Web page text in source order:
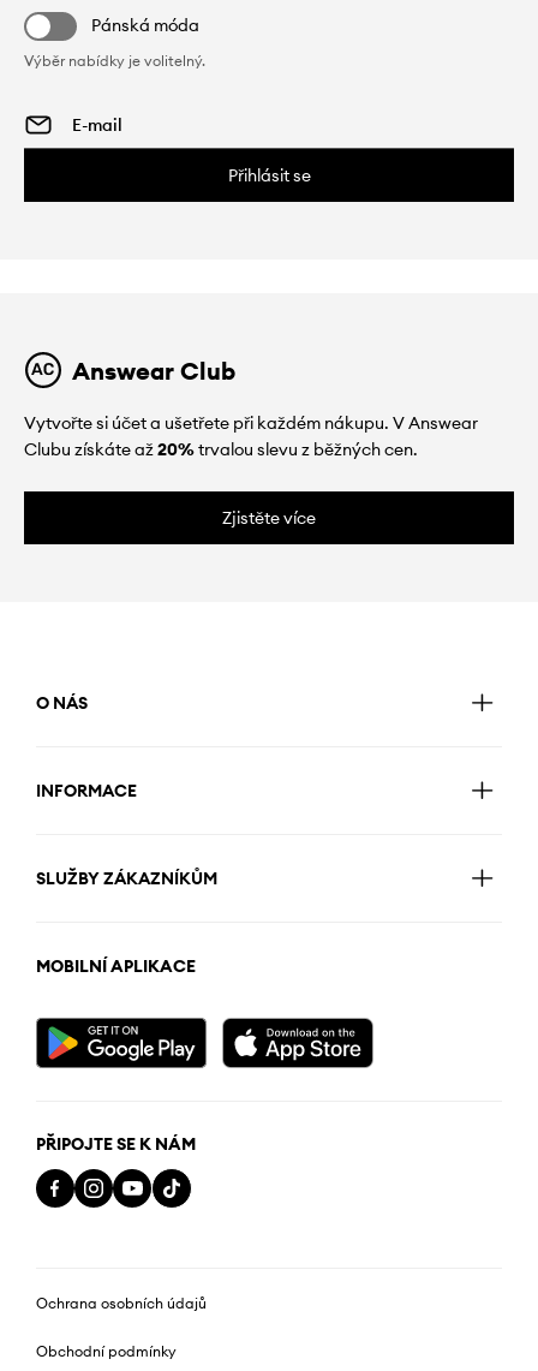
Pánská móda
Výběr nabídky je volitelný.
Přihlásit se
Answear Club
Vytvořte si účet a ušetřete při každém nákupu. V Answear
Clubu získáte až20%trvalou slevu z běžných cen.
Zjistěte více
O NÁS
INFORMACE
SLUŽBY ZÁKAZNÍKŮM
MOBILNÍ APLIKACE
PŘIPOJTE SE K NÁM
Ochrana osobních údajů
Obchodní podmínky